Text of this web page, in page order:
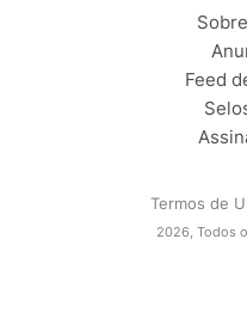
Feed
Termos de
2026, Todos